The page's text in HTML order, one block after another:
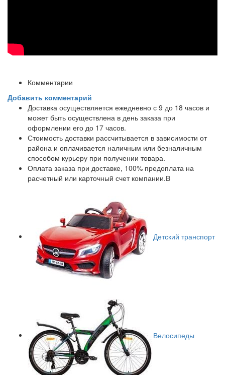
Комментарии
Добавить комментарий
Доставка осуществляется ежедневно с 9 до 18 часов и
может быть осуществлена в день заказа при
оформлении его до 17 часов.
Стоимость доставки рассчитывается в зависимости от
района и оплачивается наличным или безналичным
способом курьеру при получении товара.
Оплата заказа при доставке, 100% предоплата на
расчетный или карточный счет компании.В
Детский транспорт
Велосипеды